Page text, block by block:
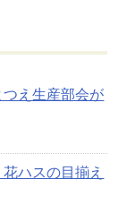
え生産部会が
ハスの目揃え